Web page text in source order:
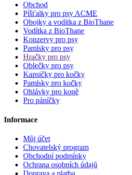
Obchod
Píšťalky pro psy ACME
Obojky a vodítka z BioThane
Vodítka z BioThane
Konzervy pro psy
Pamlsky pro psy
Hračky pro psy
Oblečky pro psy
Kapsičky pro kočky
Pamlsky pro kočky
Ohlávky pro koně
Pro páníčky
Informace
Můj účet
Chovatelský program
Obchodní podmínky
Ochrana osobních údajů
Doprava a platba